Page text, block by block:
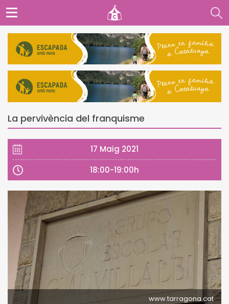
La pervivència del franquisme
17 Maig 2021
18:00-19:00h
www.tarragona.cat